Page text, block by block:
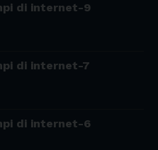
di internet-9
di internet-7
di internet-6